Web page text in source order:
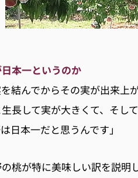
本一というのか
を結んでからその実が出来
長して実が大きくて、そし
日本一だと思うんです」
桃が特に美味しい訳を説明